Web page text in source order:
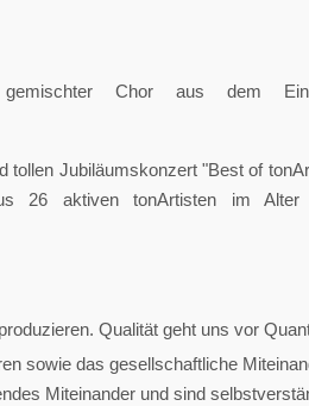
Chor aus dem
Jubiläumskonzert "Best of
26 aktiven tonArtisten im
Qualität geht uns vor
sowie das gesellschaftliche
Miteinander und sind